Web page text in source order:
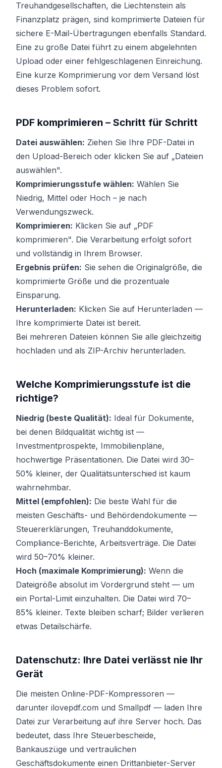
Treuhandgesellschaften, die Liechtenstein als
Finanzplatz prägen, sind komprimierte Dateien für
sichere E-Mail-Übertragungen ebenfalls Standard.
Eine zu große Datei führt zu einem abgelehnten
Upload oder einer fehlgeschlagenen Einreichung.
Eine kurze Komprimierung vor dem Versand löst
dieses Problem sofort.
PDF komprimieren – Schritt für Schritt
Datei auswählen: Ziehen Sie Ihre PDF-Datei in
den Upload-Bereich oder klicken Sie auf „Dateien
auswählen".
Komprimierungsstufe wählen: Wählen Sie
Niedrig, Mittel oder Hoch – je nach
Verwendungszweck.
Komprimieren: Klicken Sie auf „PDF
komprimieren". Die Verarbeitung erfolgt sofort
und vollständig in Ihrem Browser.
Ergebnis prüfen: Sie sehen die Originalgröße, die
komprimierte Größe und die prozentuale
Einsparung.
Herunterladen: Klicken Sie auf Herunterladen —
Ihre komprimierte Datei ist bereit.
Bei mehreren Dateien können Sie alle gleichzeitig
hochladen und als ZIP-Archiv herunterladen.
Welche Komprimierungsstufe ist die
richtige?
Niedrig (beste Qualität): Ideal für Dokumente,
bei denen Bildqualität wichtig ist —
Investmentprospekte, Immobilienpläne,
hochwertige Präsentationen. Die Datei wird 30–
50% kleiner, der Qualitätsunterschied ist kaum
wahrnehmbar.
Mittel (empfohlen): Die beste Wahl für die
meisten Geschäfts- und Behördendokumente —
Steuererklärungen, Treuhanddokumente,
Compliance-Berichte, Arbeitsverträge. Die Datei
wird 50–70% kleiner.
Hoch (maximale Komprimierung): Wenn die
Dateigröße absolut im Vordergrund steht — um
ein Portal-Limit einzuhalten. Die Datei wird 70–
85% kleiner. Texte bleiben scharf; Bilder verlieren
etwas Detailschärfe.
Datenschutz: Ihre Datei verlässt nie Ihr
Gerät
Die meisten Online-PDF-Kompressoren —
darunter ilovepdf.com und Smallpdf — laden Ihre
Datei zur Verarbeitung auf ihre Server hoch. Das
bedeutet, dass Ihre Steuerbescheide,
Bankauszüge und vertraulichen
Geschäftsdokumente einen Drittanbieter-Server